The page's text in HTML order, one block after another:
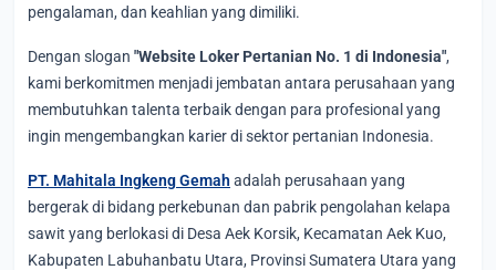
pengalaman, dan keahlian yang dimiliki.
Dengan slogan "Website Loker Pertanian No. 1 di Indonesia",
kami berkomitmen menjadi jembatan antara perusahaan yang
membutuhkan talenta terbaik dengan para profesional yang
ingin mengembangkan karier di sektor pertanian Indonesia.
PT. Mahitala Ingkeng Gemah adalah perusahaan yang
bergerak di bidang perkebunan dan pabrik pengolahan kelapa
sawit yang berlokasi di Desa Aek Korsik, Kecamatan Aek Kuo,
Kabupaten Labuhanbatu Utara, Provinsi Sumatera Utara yang